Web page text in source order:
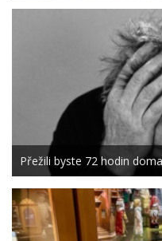
Přežili byste 72 hodin